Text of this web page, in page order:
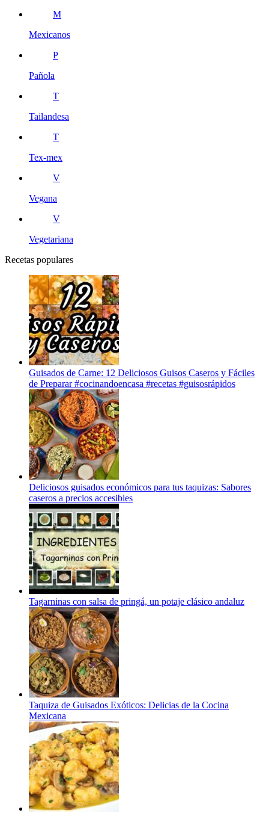
M
Mexicanos
P
Pañola
T
Tailandesa
T
Tex-mex
V
Vegana
V
Vegetariana
Recetas populares
Guisados de Carne: 12 Deliciosos Guisos Caseros y Fáciles
de Preparar #cocinandoencasa #recetas #guisosrápidos
Deliciosos guisados económicos para tus taquizas: Sabores
caseros a precios accesibles
Tagarninas con salsa de pringá, un potaje clásico andaluz
Taquiza de Guisados Exóticos: Delicias de la Cocina
Mexicana